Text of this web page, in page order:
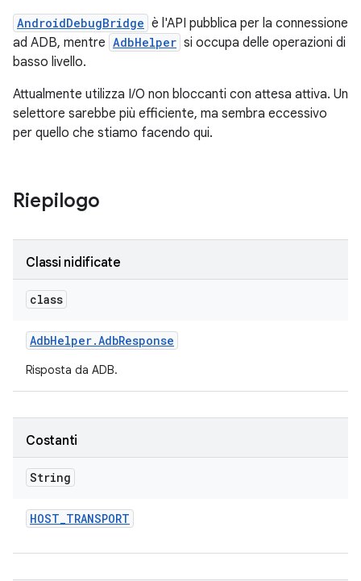
AndroidDebugBridge è l'API pubblica per la connessione
ad ADB, mentre AdbHelper si occupa delle operazioni di
basso livello.
Attualmente utilizza I/O non bloccanti con attesa attiva. Un
selettore sarebbe più efficiente, ma sembra eccessivo
per quello che stiamo facendo qui.
Riepilogo
Classi nidificate
class
AdbHelper.AdbResponse
Risposta da ADB.
Costanti
String
HOST_TRANSPORT